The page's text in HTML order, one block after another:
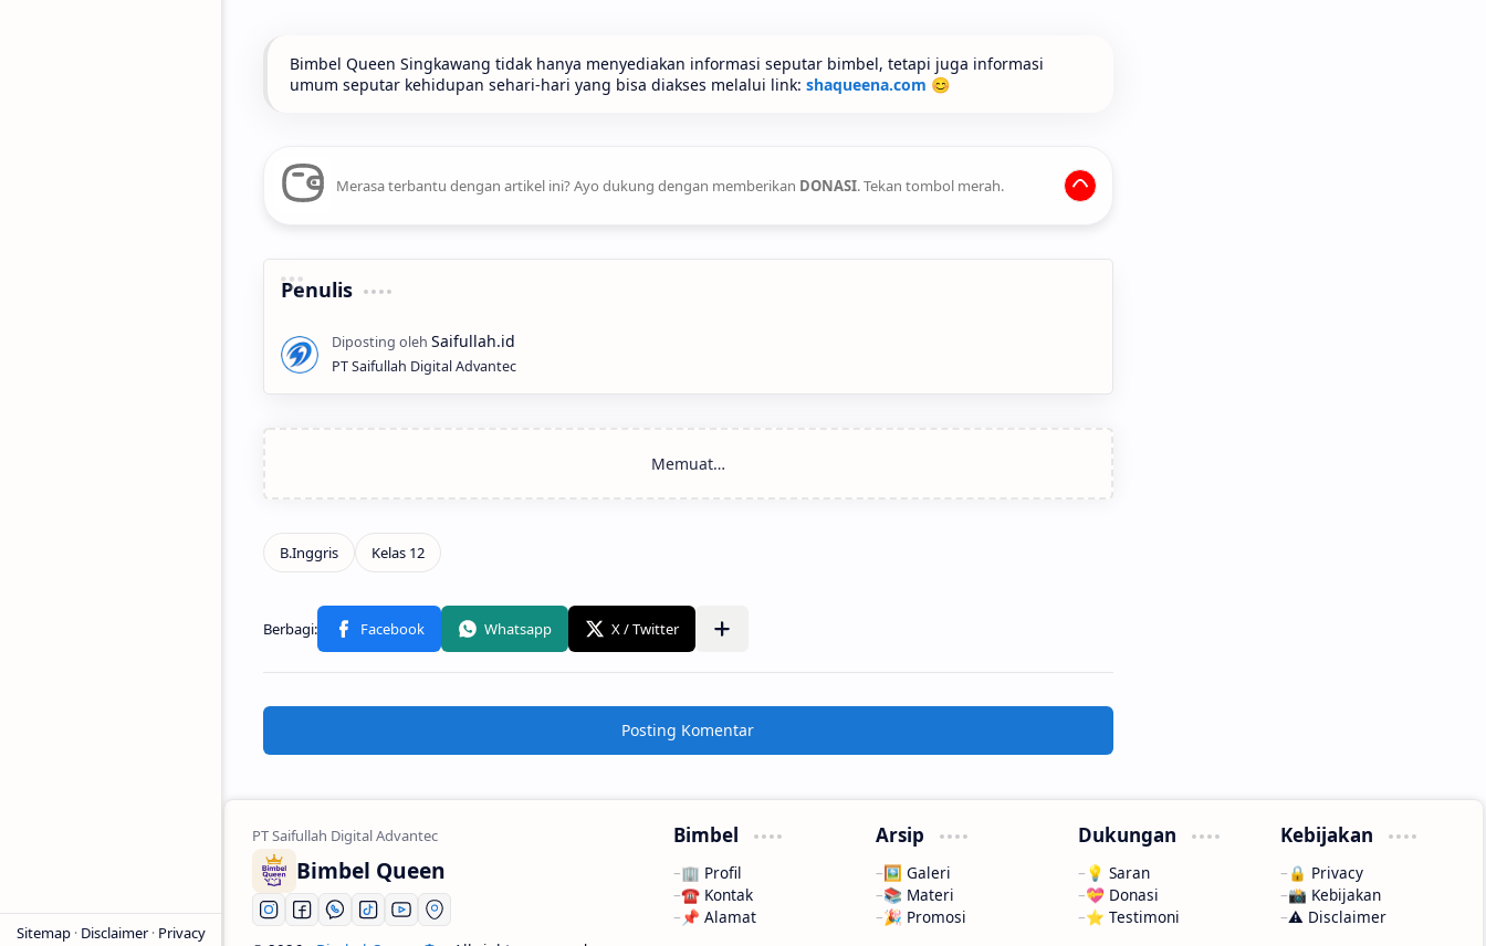
Sitemap Disclaimer Privacy
Bimbel Queen Singkawang tidak hanya menyediakan informasi seputar bimbel, tetapi juga informasi
umum seputar kehidupan sehari-hari yang bisa diakses melalui link: shaqueena.com 😊
Merasa terbantu dengan artikel ini? Ayo dukung dengan memberikan DONASI. Tekan tombol merah.
Penulis
PT Saifullah Digital Advantec
Posting Komentar
Bimbel Queen
Bimbel
🏢 Profil
☎️ Kontak
📌 Alamat
Arsip
🖼️ Galeri
📚 Materi
🎉 Promosi
Dukungan
💡 Saran
💝 Donasi
⭐ Testimoni
Kebijakan
🔒 Privacy
📸 Kebijakan
⚠️ Disclaimer